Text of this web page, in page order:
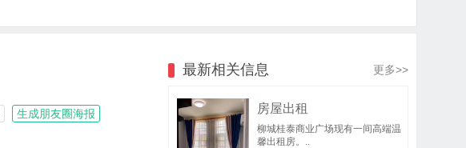
生成朋友圈海报
最新相关信息 更多>>
房屋出租
柳城桂泰商业广场现有一间高端温
馨出租房。..